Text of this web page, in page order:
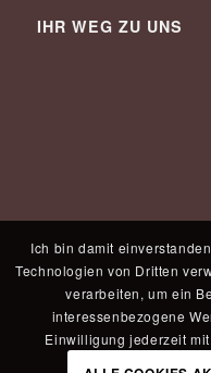
IHR WEG ZU UNS
Ich bin damit
Technologien von Dritten
verarbeiten, um ein
interessenbezogene
Einwilligung jederzeit